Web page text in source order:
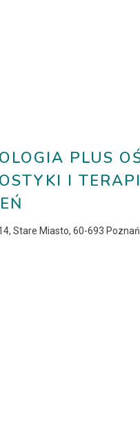
PLUS
I
Stare Miasto, 60-693 Poznań